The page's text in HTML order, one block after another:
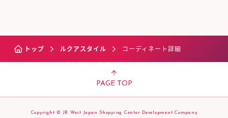
トップ ルクアスタイル コーディネート詳細
PAGE TOP
Copyright © JR West Japan Shopping Center Development Company